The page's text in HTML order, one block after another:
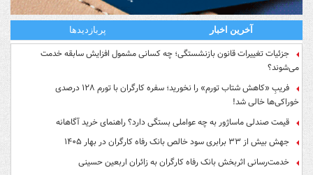
آخرین اخبار پربازدیدها
جزئیات تغییرات قانون بازنشستگی؛ چه کسانی مشمول افزایش سابقه خدمت
می‌شوند؟
فریبِ «کاهش شتاب تورم» را نخورید؛ سفره کارگران با تورم ۱۲۸ درصدی
خوراکی‌ها خالی شد!
قیمت صندلی ماساژور به چه عواملی بستگی دارد؟ راهنمای خرید آگاهانه
جهش بیش از ۳۳ برابری سود خالص بانک رفاه کارگران در بهار ۱۴۰۵
خدمت‌رسانی اثربخش بانک رفاه کارگران به زائران اربعین حسینی